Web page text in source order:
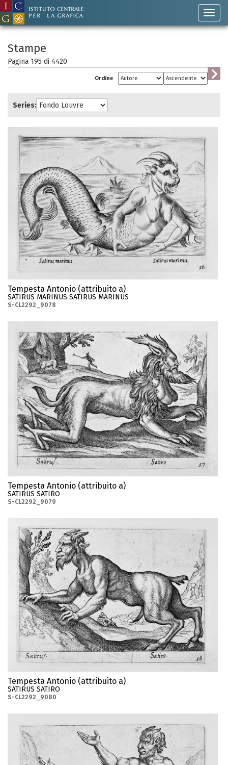
Stampe
Pagina 195 di 4420
Ordine
Series:
Tempesta Antonio (attribuito a)
SATIRUS MARINUS SATIRUS MARINUS
S-CL2292_9078
Tempesta Antonio (attribuito a)
SATIRUS SATIRO
S-CL2292_9079
Tempesta Antonio (attribuito a)
SATIRUS SATIRO
S-CL2292_9080